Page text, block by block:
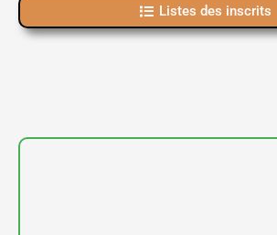
Listes des inscrits